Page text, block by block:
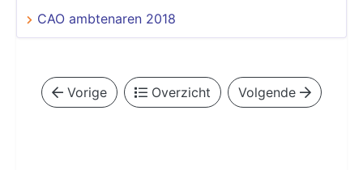
CAO ambtenaren 2018
Vorige Overzicht Volgende